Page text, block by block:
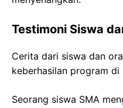
Testimoni Siswa
Cerita dari siswa dan
keberhasilan program di
Seorang siswa SMA